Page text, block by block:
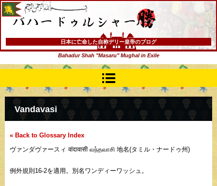
バハードゥルシャー勝(まさる)
日本に亡命した自称デリー皇帝のブログ
Bahadur Shah "Masaru" Mughal in Exile
Vandavasi
« Back to Glossary Index
ヴァンダヴァースィ वांदावासी வந்தவாசி 地名(タミル・ナードゥ州)
例外規則16-2を適用。別名ワンディーワッシュ。